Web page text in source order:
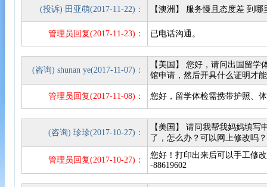
(投诉) 田亚萌(2017-11-22)： 【澳洲】 服务慢且态度差 到
管理员回复(2017-11-23)： 已电话沟通。
(咨询) shunan ye(2017-11-07)：
【美国】 您好，请问出国留
馆申请，然后开具什么证明才
管理员回复(2017-11-08)： 您好，留学体检需携带护照、
(咨询) 珍珍(2017-10-27)：
【美国】 请问我帮我妈妈填
了，怎么办？可以网上修改吗
管理员回复(2017-10-27)：
您好！打印出来后可以手工修
-88619602